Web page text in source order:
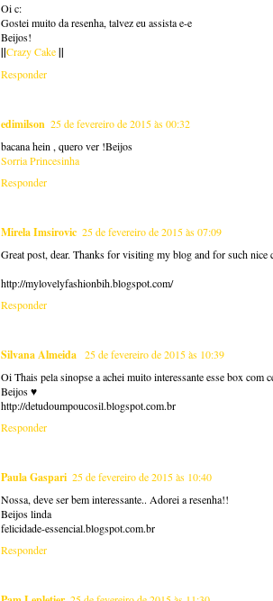
Oi c:
Gostei muito da resenha, talvez eu assista e-e
Beijos!
||Crazy Cake||
Responder
edimilson 25 de fevereiro de 2015 às 00:32
bacana hein , quero ver !Beijos
Sorria Princesinha
Responder
Mirela Imsirovic 25 de fevereiro de 2015 às 07:09
Great post, dear. Thanks for visiting my blog and for such nice
http://mylovelyfashionbih.blogspot.com/
Responder
Silvana Almeida 25 de fevereiro de 2015 às 10:39
Oi Thais pela sinopse a achei muito interessante esse box com
Beijos ♥
http://detudoumpoucosil.blogspot.com.br
Responder
Paula Gaspari 25 de fevereiro de 2015 às 10:40
Nossa, deve ser bem interessante.. Adorei a resenha!!
Beijos linda
felicidade-essencial.blogspot.com.br
Responder